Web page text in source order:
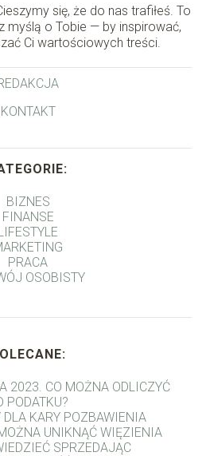
się, że do nas trafiłeś. To
myślą o Tobie — by inspirować,
Ci wartościowych treści.
KONTAKT
BIZNES
FINANSE
PRACA
OSOBISTY
2023. CO MOŻNA ODLICZYĆ
PODATKU?
DLA KARY POZBAWIENIA
UNIKNĄĆ WIĘZIENIA
SPRZEDAJĄC